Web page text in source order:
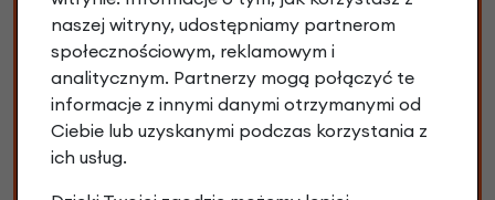
Materiał ramy: Karbon
Obręcze: RONDO LIT RIM 584-23
Opony: VITTORIA TERREBO ZERO
Piasty: RONDO SUPERLIGHT SEALED
BEARINGS
naszej witryny, udostępniamy partnerom
społecznościowym, reklamowym i
analitycznym. Partnerzy mogą połączyć te
informacje z innymi danymi otrzymanymi od
Ciebie lub uzyskanymi podczas korzystania z
ich usług.